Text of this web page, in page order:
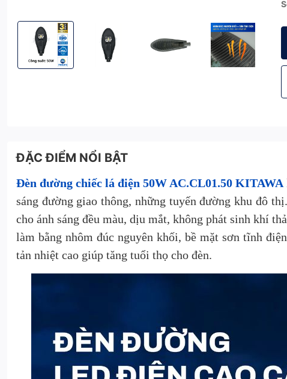
Đèn Đường Chiếc Lá Điện 50W Siêu Sáng KITAWA - AC.CL01.50
Đèn Đường Chiếc Lá Điện 50W Siêu Sáng KITAWA -
Đèn Đường Chiếc Lá Điện 50W Siêu
Đèn Đường Chiếc
ĐẶC ĐIỂM NỔI BẬT
Đèn đường chiếc lá điện 50W AC.CL01.50 KITAWA
sáng đường giao thông, những tuyến đường khu đô
cho ánh sáng đều màu, dịu mắt, không phát sinh khí
làm bằng nhôm đúc nguyên khối, bề mặt sơn tĩnh
tản nhiệt cao giúp tăng tuổi thọ cho đèn.